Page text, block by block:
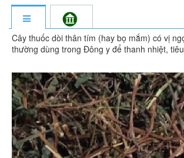
Cây thuốc dòi thân tím (hay bọ mắm) có vị
thường dùng trong Đông y để thanh nhiệt,